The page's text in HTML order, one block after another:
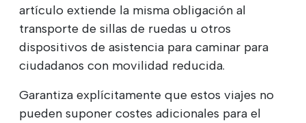
artículo extiende la misma obligación al
transporte de sillas de ruedas u otros
dispositivos de asistencia para caminar para
ciudadanos con movilidad reducida.
Garantiza explícitamente que estos viajes no
pueden suponer costes adicionales para el